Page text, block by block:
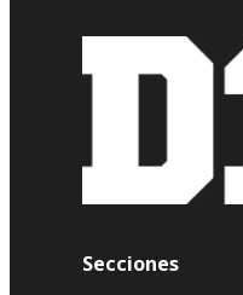
Secciones